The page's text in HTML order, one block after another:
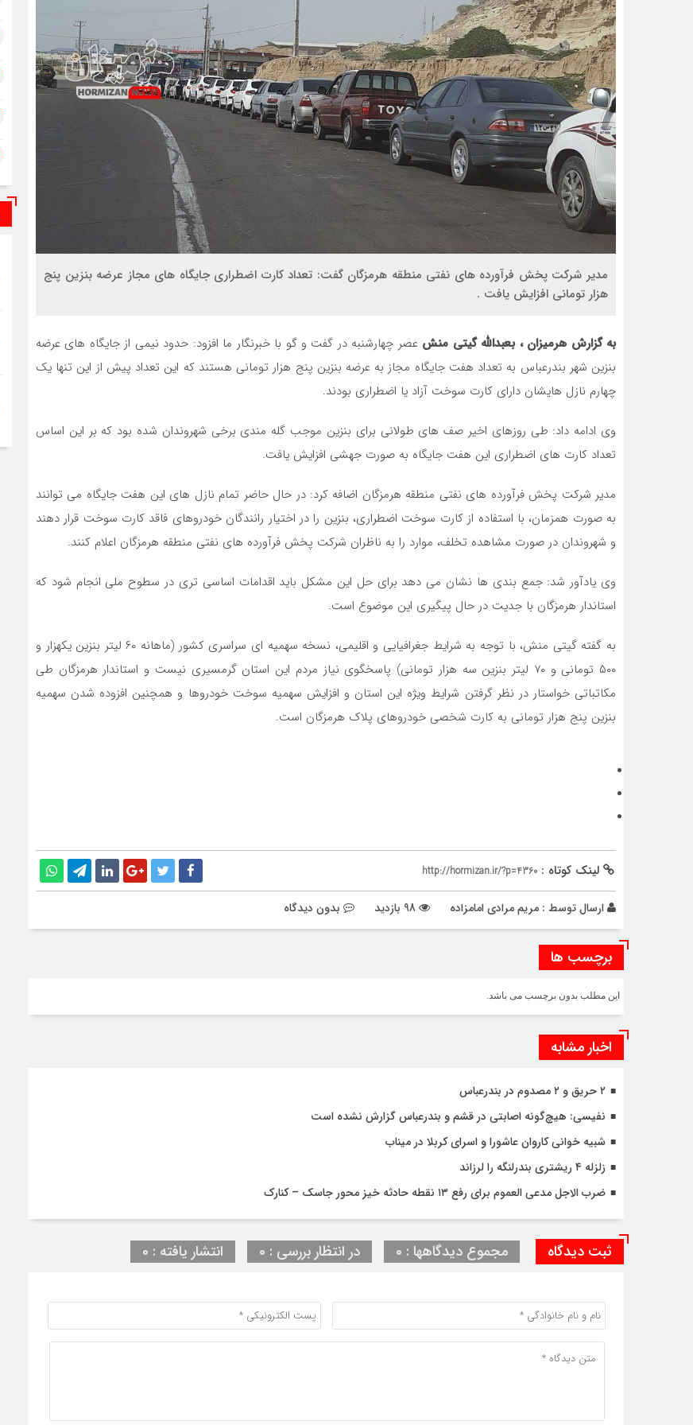
مدیر شرکت پخش فرآورده های نفتی منطقه هرمزگان گفت: تعداد کارت اضطراری جایگاه های مجاز عرضه بنزین پنج
هزار تومانی افزایش یافت .
به گزارش هرمیزان ، بعبدالله گیتی منش عصر چهارشنبه در گفت و گو با خبرنگار ما افزود: حدود نیمی از جایگاه های عرضه
بنزین شهر بندرعباس به تعداد هفت جایگاه مجاز به عرضه بنزین پنج هزار تومانی هستند که این تعداد پیش از این تنها یک
چهارم نازل هایشان دارای کارت سوخت آزاد یا اضطراری بودند.
وی ادامه داد: طی روزهای اخیر صف های طولانی برای بنزین موجب گله مندی برخی شهروندان شده بود که بر این اساس
تعداد کارت های اضطراری این هفت جایگاه به صورت جهشی افزایش یافت.
مدیر شرکت پخش فرآورده های نفتی منطقه هرمزگان اضافه کرد: در حال حاضر تمام نازل های این هفت جایگاه می توانند
به صورت همزمان، با استفاده از کارت سوخت اضطراری، بنزین را در اختیار رانندگان خودروهای فاقد کارت سوخت قرار دهند
و شهروندان در صورت مشاهده تخلف، موارد را به ناظران شرکت پخش فرآورده های نفتی منطقه هرمزگان اعلام کنند.
وی یادآور شد: جمع بندی ها نشان می دهد برای حل این مشکل باید اقدامات اساسی تری در سطوح ملی انجام شود که
استاندار هرمزگان با جدیت در حال پیگیری این موضوع است.
به گفته گیتی منش، با توجه به شرایط جغرافیایی و اقلیمی، نسخه سهمیه ای سراسری کشور (ماهانه ۶۰ لیتر بنزین یکهزار و
۵۰۰ تومانی و ۷۰ لیتر بنزین سه هزار تومانی) پاسخگوی نیاز مردم این استان گرمسیری نیست و استاندار هرمزگان طی
مکاتباتی خواستار در نظر گرفتن شرایط ویژه این استان و افزایش سهمیه سوخت خودروها و همچنین افزوده شدن سهمیه
بنزین پنج هزار تومانی به کارت شخصی خودروهای پلاک هرمزگان است.
لینک کوتاه : http://hormizan.ir/?p=4360
ارسال توسط : مریم مرادی امامزاده بدون دیدگاه
برچسب ها
این مطلب بدون برچسب می باشد.
اخبار مشابه
۲ حریق و ۲ مصدوم در بندرعباس
نفیسی: هیچ‌گونه اصابتی در قشم و بندرعباس گزارش نشده است
شبیه خوانی کاروان عاشورا و اسرای کربلا در میناب
زلزله ۴ ریشتری بندرلنگه را لرزاند
ضرب الاجل مدعی العموم برای رفع ۱۳ نقطه حادثه خیز محور جاسک – کنارک
ثبت دیدگاه مجموع دیدگاهها : 0 در انتظار بررسی : 0 انتشار یافته : 0